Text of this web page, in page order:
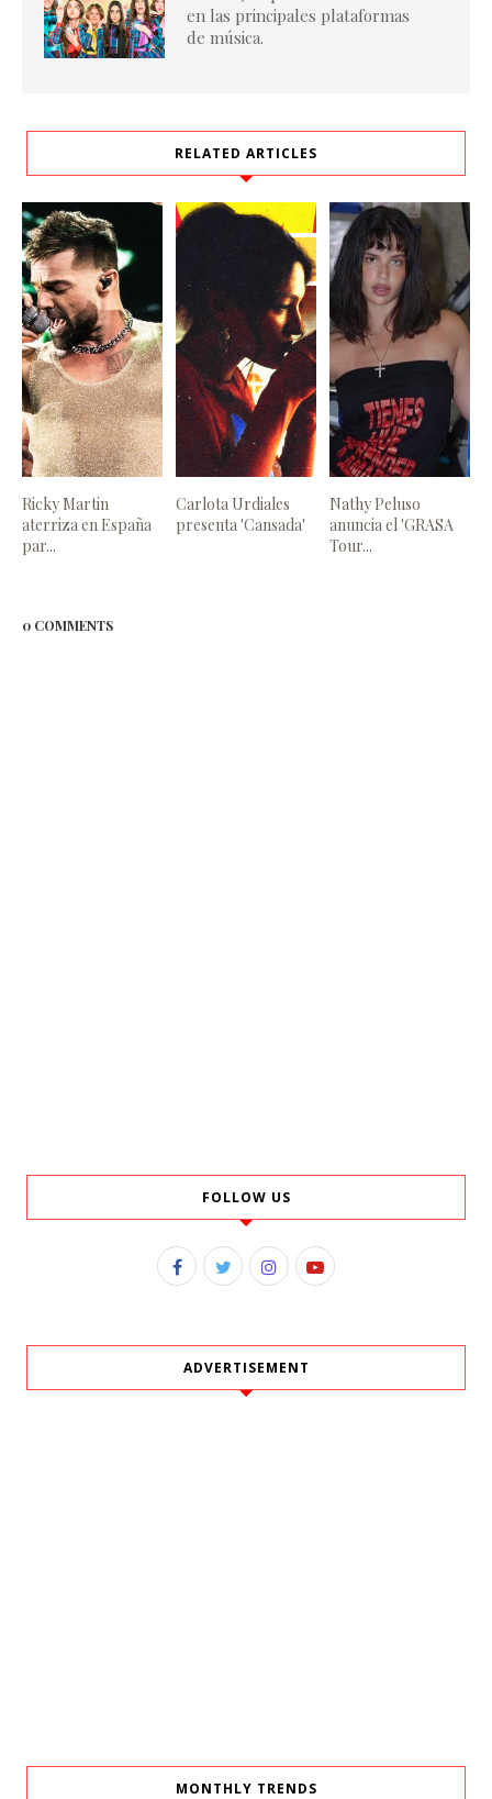
en las principales plataformas
de música.
RELATED ARTICLES
Ricky Martin
aterriza en España
par...
Carlota Urdiales
presenta 'Cansada'
Nathy Peluso
anuncia el 'GRASA
Tour...
0 COMMENTS
FOLLOW US
ADVERTISEMENT
MONTHLY TRENDS